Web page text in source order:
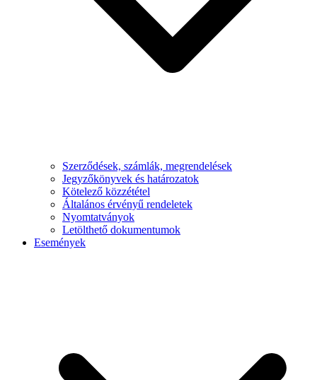
Szerződések, számlák, megrendelések
Jegyzőkönyvek és határozatok
Kötelező közzététel
Általános érvényű rendeletek
Nyomtatványok
Letölthető dokumentumok
Események